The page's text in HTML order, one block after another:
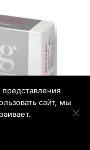
по
сайт, мы